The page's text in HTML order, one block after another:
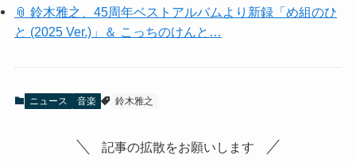
📎 鈴木雅之、45周年ベストアルバムより新録「め組のひ
と (2025 Ver.)」＆ こっちのけんと…
ニュース 音楽 鈴木雅之
記事の拡散をお願いします